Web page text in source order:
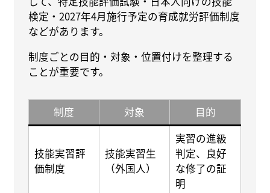
検定・2027年4月施行予定の育成就労評価制度
などがあります。
制度ごとの目的・対象・位置付けを整理する
ことが重要です。
制度 対象 目的
技能実習評
価制度
技能実習生
（外国人）
実習の進級
判定、良好
な修了の証
明